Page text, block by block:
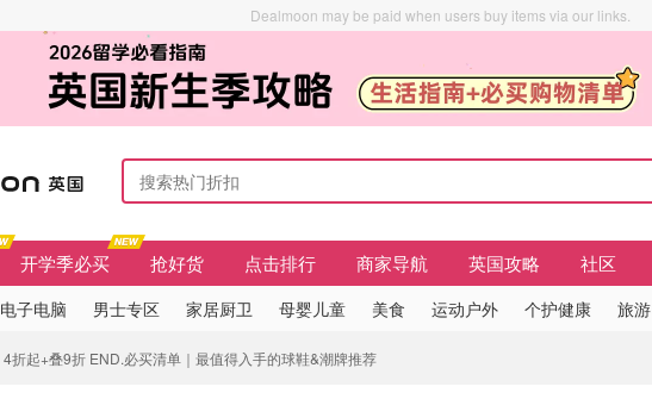
Dealmoon may be paid when users buy items via our links.
开学季必买 抢好货 点击排行 商家导航 英国攻略 社区
电子电脑 男士专区 家居厨卫 母婴儿童 美食 运动户外 个护健康 旅游
4折起+叠9折 END.必买清单｜最值得入手的球鞋&潮牌推荐